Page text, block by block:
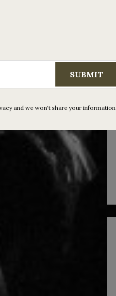
SUBMIT
and we won't share your information